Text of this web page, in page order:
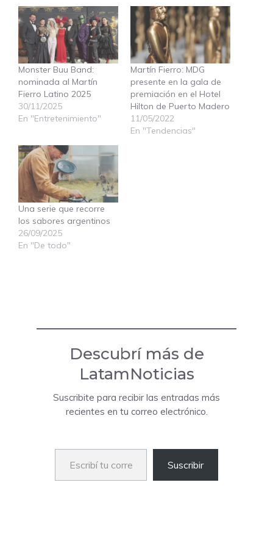
Monster Buu Band:
nominada al Martín
Fierro Latino 2025
30/11/2025
En "Entretenimiento"
Martín Fierro: MDG
presente en la gala de
premiación en el Hotel
Hilton de Puerto Madero
11/05/2022
En "Tendencias"
Una serie que recorre
los sabores argentinos
26/09/2025
En "De todo"
Descubrí más de
LatamNoticias
Suscribite para recibir las entradas más
recientes en tu correo electrónico.
Escribí tu correo electrónico…
Suscribir